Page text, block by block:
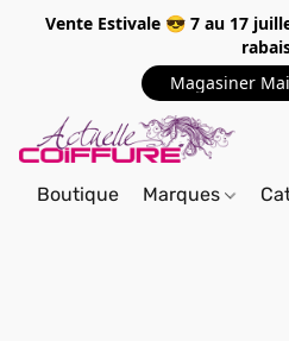
Vente Estivale 😎 7 au 17
Magasiner
Boutique Marques